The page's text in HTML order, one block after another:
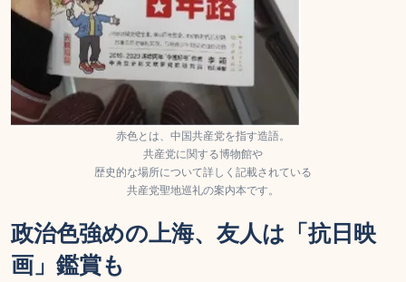
赤色とは、中国共産党を指す造語。
共産党に関する博物館や
歴史的な場所について詳しく記載されている
共産党聖地巡礼の案内本です。
政治色強めの上海、友人は「抗日映
画」鑑賞も